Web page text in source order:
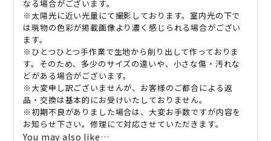
なる場合がございます。
※太陽光に近い光量にて撮影しております。室内光の下で
は現物の色彩が掲載画像より濃く感じられる場合がござい
ます。
※ひとつひとつ手作業で生地から削り出して作っておりま
す。そのため、多少のサイズの違いや、小さな傷・汚れな
どがある場合がございます。
※大変申し訳ございませんが、お客様のご都合による返
品・交換は基本的にお受けいたしておりません。
※初期不良がありました場合は、大変お手数ですが内容を
お知らせ下さい。修理にて対応させていただきます。
You may also like…